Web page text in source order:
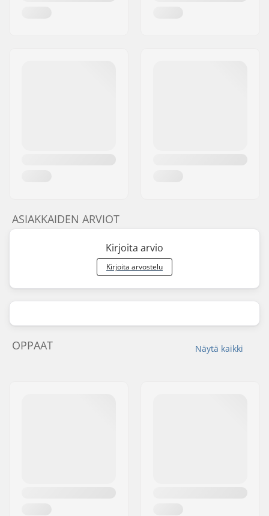
ASIAKKAIDEN ARVIOT
Kirjoita arvio
Kirjoita arvostelu
Näytä kaikki
OPPAAT